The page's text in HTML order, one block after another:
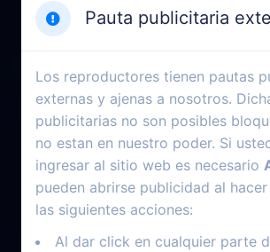
Dhoom Dhaam
La
Pauta publicitaria
Los reproductores tienen pautas
externas y ajenas a nosotros.
publicitarias no son posibles
no estan en nuestro poder. Si
ingresar al sitio web es necesario
pueden abrirse publicidad al
las siguientes acciones:
Al dar click en cualquier parte